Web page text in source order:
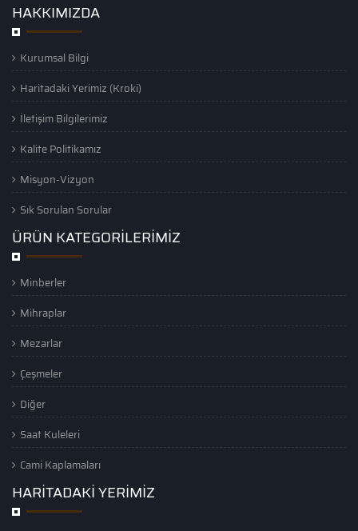
HAKKIMIZDA
Kurumsal Bilgi
Haritadaki Yerimiz (Kroki)
İletişim Bilgilerimiz
Kalite Politikamız
Misyon-Vizyon
Sık Sorulan Sorular
ÜRÜN KATEGORİLERİMİZ
Minberler
Mihraplar
Mezarlar
Çeşmeler
Diğer
Saat Kuleleri
Cami Kaplamaları
HARİTADAKİ YERİMİZ